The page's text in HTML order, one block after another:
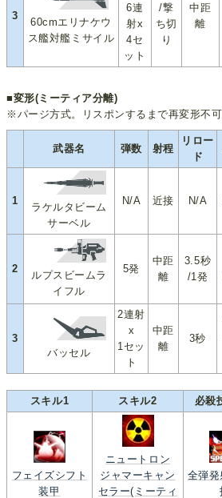
3
60cmエリナケウ
ス艦対艦ミサイル
6連
射x
4セ
ット
/撃
ち切
り
中距
離
■変形(ミーティア分離)
※パージ方式。リスポンするまで再変形不可
武器名 弾数 射程
リロー
ド
1
ラケルタビーム
サーベル
N/A 近接 N/A
2
ルプスビームラ
イフル
5発
中距
離
3.5秒
/1発
3
バッセル
2連射
x
1セッ
ト
中距
離
3秒
スキル1 スキル2 必殺
フェイズシフト
装甲
ニュートロン
ジャマーキャン
セラー(ミーティ
全弾